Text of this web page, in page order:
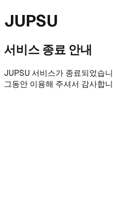
JUPSU
서비스 종료 안내
JUPSU 서비스가 종료되었습
그동안 이용해 주셔서 감사합